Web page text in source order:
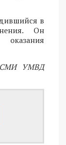
в
Он
СМИ УМВД